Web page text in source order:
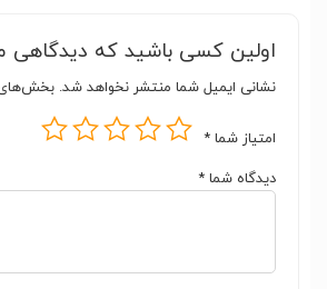
اولین کسی باشید که دیدگاهی
نشانی ایمیل شما منتشر نخواهد شد. بخش‌های
امتیاز شما *
دیدگاه شما *